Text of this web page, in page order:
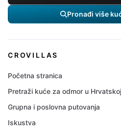
Pronađi više
CROVILLAS
Početna stranica
Pretraži kuće za odmor u Hrvatskoj
Grupna i poslovna putovanja
Iskustva